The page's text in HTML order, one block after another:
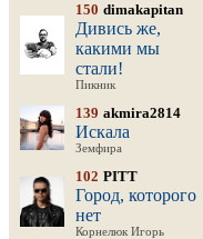
150 dimakapitan
Дивись же,
какими мы
стали!
Пикник
139 akmira2814
Искала
Земфира
102 PITT
Город, которого
нет
Корнелюк Игорь